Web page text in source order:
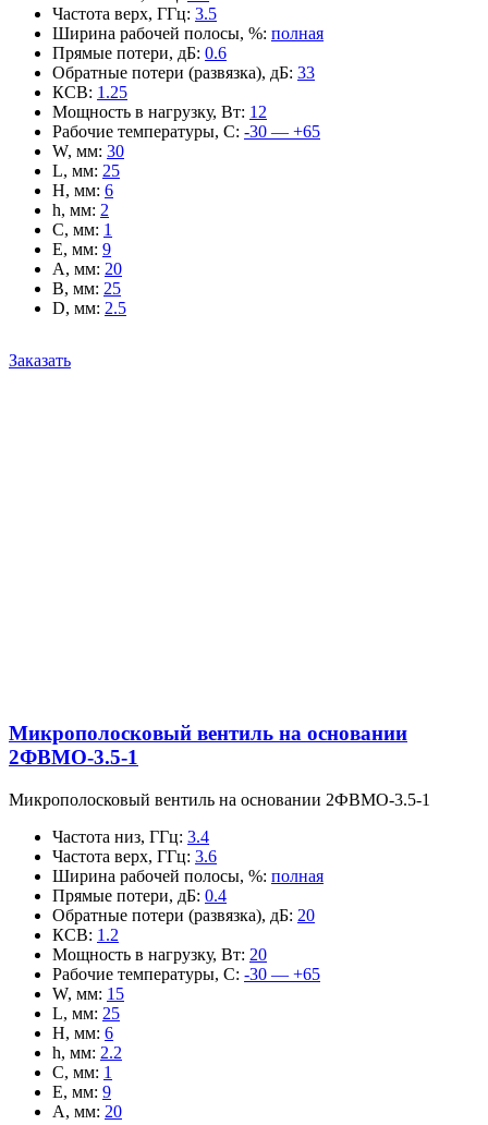
Частота верх, ГГц: 3.5
Ширина рабочей полосы, %: полная
Прямые потери, дБ: 0.6
Обратные потери (развязка), дБ: 33
КСВ: 1.25
Мощность в нагрузку, Вт: 12
Рабочие температуры, С: -30 — +65
W, мм: 30
L, мм: 25
H, мм: 6
h, мм: 2
C, мм: 1
E, мм: 9
A, мм: 20
B, мм: 25
D, мм: 2.5
Заказать
Микрополосковый вентиль на основании
2ФВМO-3.5-1
Микрополосковый вентиль на основании 2ФВМO-3.5-1
Частота низ, ГГц: 3.4
Частота верх, ГГц: 3.6
Ширина рабочей полосы, %: полная
Прямые потери, дБ: 0.4
Обратные потери (развязка), дБ: 20
КСВ: 1.2
Мощность в нагрузку, Вт: 20
Рабочие температуры, С: -30 — +65
W, мм: 15
L, мм: 25
H, мм: 6
h, мм: 2.2
C, мм: 1
E, мм: 9
A, мм: 20